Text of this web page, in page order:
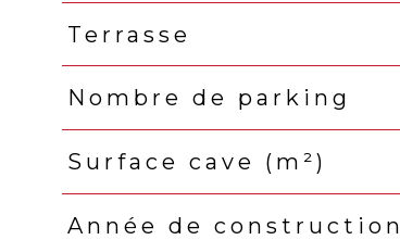
Terrasse
Nombre de parking
Surface cave (m²)
Année de construction